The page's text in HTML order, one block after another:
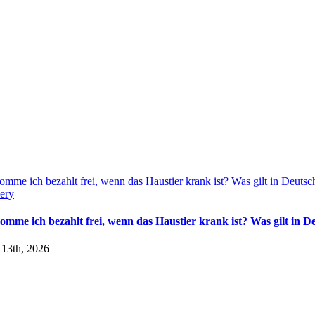
ich bezahlt frei, wenn das Haustier krank ist? Was gilt in
ich bezahlt frei, wenn das Haustier krank ist? Was gilt in
2026